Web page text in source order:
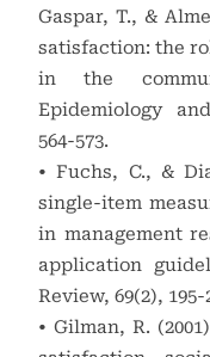
Gaspar, T., &
satisfaction: the
in the
Epidemiology
564-573.
• Fuchs, C., &
single-item
in management
application
Review, 69(2), 195-
• Gilman, R.